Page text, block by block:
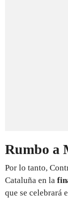
Rumbo a
Por lo tanto,
Cataluña en la
que se celebrará